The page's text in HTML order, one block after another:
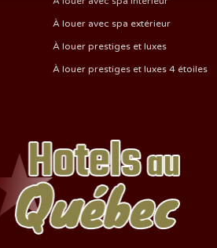
À louer avec spa extérieur
À louer prestiges et luxes
À louer prestiges et luxes 4 étoiles